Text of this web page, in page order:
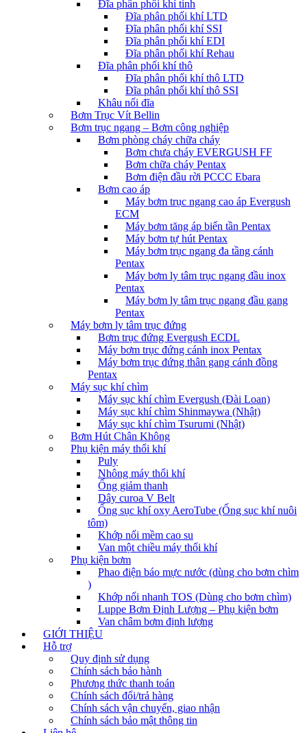
Đĩa phân phối khí tinh
Đĩa phân phối khí LTD
Đĩa phân phối khí SSI
Đĩa phân phối khí EDI
Đĩa phân phối khí Rehau
Đĩa phân phối khí thô
Đĩa phân phối khí thô LTD
Đĩa phân phối khí thô SSI
Khâu nối đĩa
Bơm Trục Vít Bellin
Bơm trục ngang – Bơm công nghiệp
Bơm phòng cháy chữa cháy
Bơm chưa cháy EVERGUSH FF
Bơm chữa cháy Pentax
Bơm điện đầu rời PCCC Ebara
Bơm cao áp
Máy bơm trục ngang cao áp Evergush
ECM
Máy bơm tăng áp biến tần Pentax
Máy bơm tự hút Pentax
Máy bơm trục ngang đa tầng cánh
Pentax
Máy bơm ly tâm trục ngang đầu inox
Pentax
Máy bơm ly tâm trục ngang đầu gang
Pentax
Máy bơm ly tâm trục đứng
Bơm trục đứng Evergush ECDL
Máy bơm trục đứng cánh inox Pentax
Máy bơm trục đứng thân gang cánh đồng
Pentax
Máy sục khí chìm
Máy sục khí chìm Evergush (Đài Loan)
Máy sục khí chìm Shinmaywa (Nhật)
Máy sục khí chìm Tsurumi (Nhật)
Bơm Hút Chân Không
Phụ kiện máy thổi khí
Puly
Nhông máy thổi khí
Ống giảm thanh
Dây curoa V Belt
Ống sục khí oxy AeroTube (Ống sục khí nuôi
tôm)
Khớp nối mềm cao su
Van một chiều máy thổi khí
Phụ kiện bơm
Phao điện báo mực nước (dùng cho bơm chìm
)
Khớp nối nhanh TOS (Dùng cho bơm chìm)
Luppe Bơm Định Lượng – Phụ kiện bơm
Van châm bơm định lượng
GIỚI THIỆU
Hỗ trợ
Quy định sử dụng
Chính sách bảo hành
Phương thức thanh toán
Chính sách đổi/trả hàng
Chính sách vận chuyển, giao nhận
Chính sách bảo mật thông tin